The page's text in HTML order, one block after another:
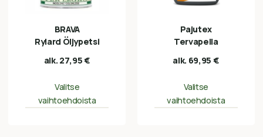
BRAVA
Rylard Öljypetsi
alk. 27,95€
Valitse
vaihtoehdoista
Pajutex
Tervapella
alk. 69,95 €
Valitse
vaihtoehdoista